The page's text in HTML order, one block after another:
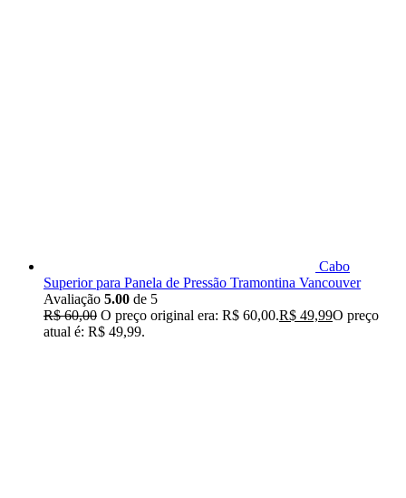
Cabo
Superior para Panela de Pressão Tramontina Vancouver
Avaliação 5.00 de 5
R$60,00 O preço original era: R$ 60,00.R$ 49,99O preço
atual é: R$ 49,99.